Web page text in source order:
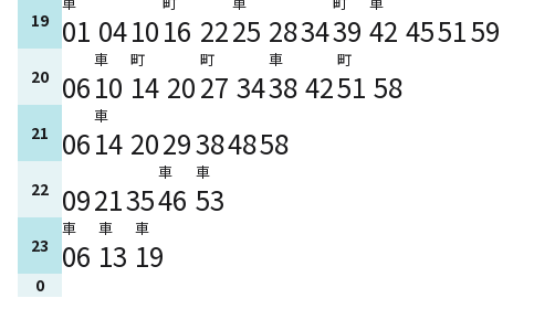
19 01 041016 2225 283439 42 455159
20 06
車
10
町
14 20
町
27 34
車
38 42
町
51 58
21 06
車
14 2029384858
22 092135
車
46
車
53
23
車
06
車
13
車
19
0